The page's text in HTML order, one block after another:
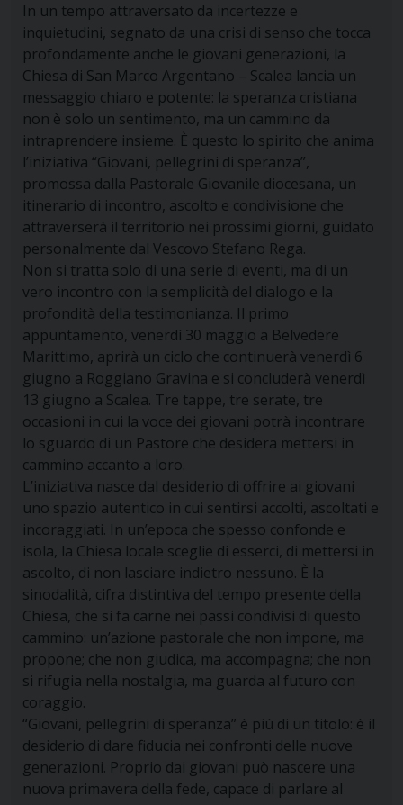
In un tempo attraversato da incertezze e
inquietudini, segnato da una crisi di senso che tocca
profondamente anche le giovani generazioni, la
Chiesa di San Marco Argentano – Scalea lancia un
messaggio chiaro e potente: la speranza cristiana
non è solo un sentimento, ma un cammino da
intraprendere insieme. È questo lo spirito che anima
l’iniziativa “Giovani, pellegrini di speranza”,
promossa dalla Pastorale Giovanile diocesana, un
itinerario di incontro, ascolto e condivisione che
attraverserà il territorio nei prossimi giorni, guidato
personalmente dal Vescovo Stefano Rega.
Non si tratta solo di una serie di eventi, ma di un
vero incontro con la semplicità del dialogo e la
profondità della testimonianza. Il primo
appuntamento, venerdì 30 maggio a Belvedere
Marittimo, aprirà un ciclo che continuerà venerdì 6
giugno a Roggiano Gravina e si concluderà venerdì
13 giugno a Scalea. Tre tappe, tre serate, tre
occasioni in cui la voce dei giovani potrà incontrare
lo sguardo di un Pastore che desidera mettersi in
cammino accanto a loro.
L’iniziativa nasce dal desiderio di offrire ai giovani
uno spazio autentico in cui sentirsi accolti, ascoltati e
incoraggiati. In un’epoca che spesso confonde e
isola, la Chiesa locale sceglie di esserci, di mettersi in
ascolto, di non lasciare indietro nessuno. È la
sinodalità, cifra distintiva del tempo presente della
Chiesa, che si fa carne nei passi condivisi di questo
cammino: un’azione pastorale che non impone, ma
propone; che non giudica, ma accompagna; che non
si rifugia nella nostalgia, ma guarda al futuro con
coraggio.
“Giovani, pellegrini di speranza” è più di un titolo: è il
desiderio di dare fiducia nei confronti delle nuove
generazioni. Proprio dai giovani può nascere una
nuova primavera della fede, capace di parlare al